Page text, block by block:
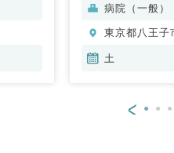
病院（一般）
東京都八王子
土
<